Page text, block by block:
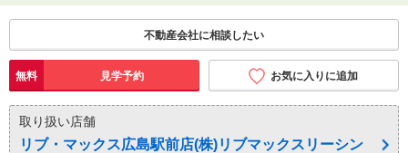
不動産会社に相談したい
無料 見学予約 お気に入りに追加
取り扱い店舗
リブ・マックス広島駅前店(株)リブマックスリーシン